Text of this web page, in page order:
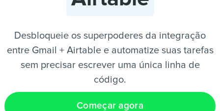
Desbloqueie os superpoderes da integração
entre Gmail + Airtable e automatize suas tarefas
sem precisar escrever uma única linha de
código.
Começar agora